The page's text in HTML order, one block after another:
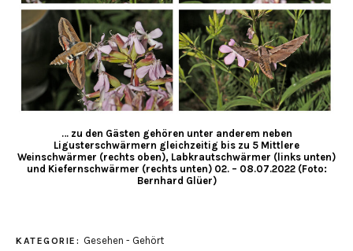
… zu den Gästen gehören unter anderem neben
Ligusterschwärmern gleichzeitig bis zu 5 Mittlere
Weinschwärmer (rechts oben), Labkrautschwärmer (links unten)
und Kiefernschwärmer (rechts unten) 02. – 08.07.2022 (Foto:
Bernhard Glüer)
KATEGORIE: Gesehen - Gehört